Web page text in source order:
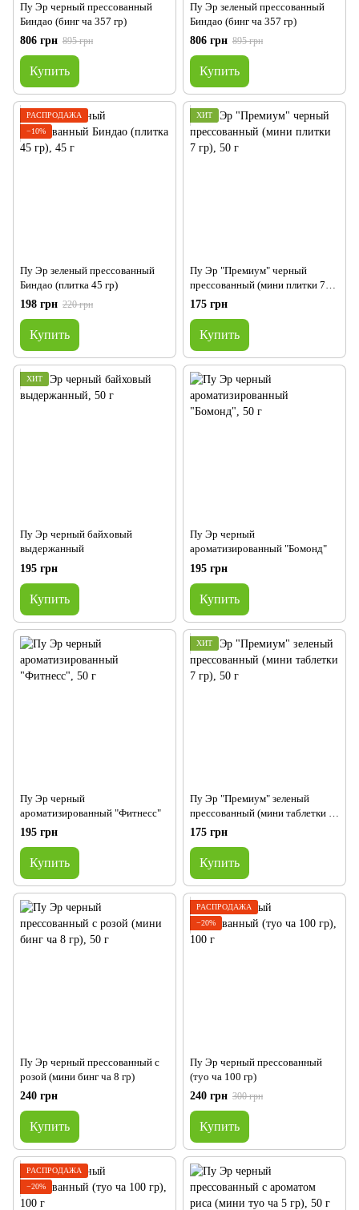
Пу Эр черный прессованный
Биндао (бинг ча 357 гр)
806 грн 895 грн
Купить
Пу Эр зеленый прессованный
Биндао (бинг ча 357 гр)
806 грн 895 грн
Купить
РАСПРОДАЖА
−10%
Пу Эр зеленый прессованный
Биндао (плитка 45 гр)
198 грн 220 грн
Купить
ХИТ
Пу Эр "Премиум" черный
прессованный (мини плитки 7
гр)
175 грн
Купить
ХИТ
Пу Эр черный байховый
выдержанный
195 грн
Купить
Пу Эр черный
ароматизированный "Бомонд"
195 грн
Купить
Пу Эр черный
ароматизированный "Фитнесс"
195 грн
Купить
ХИТ
Пу Эр "Премиум" зеленый
прессованный (мини таблетки 7
гр)
175 грн
Купить
Пу Эр черный прессованный с
розой (мини бинг ча 8 гр)
240 грн
Купить
РАСПРОДАЖА
−20%
Пу Эр черный прессованный
(туо ча 100 гр)
240 грн 300 грн
Купить
РАСПРОДАЖА
−20%